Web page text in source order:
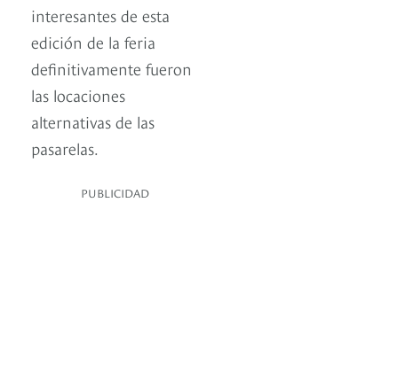
interesantes de esta
edición de la feria
definitivamente fueron
las locaciones
alternativas de las
pasarelas.
PUBLICIDAD